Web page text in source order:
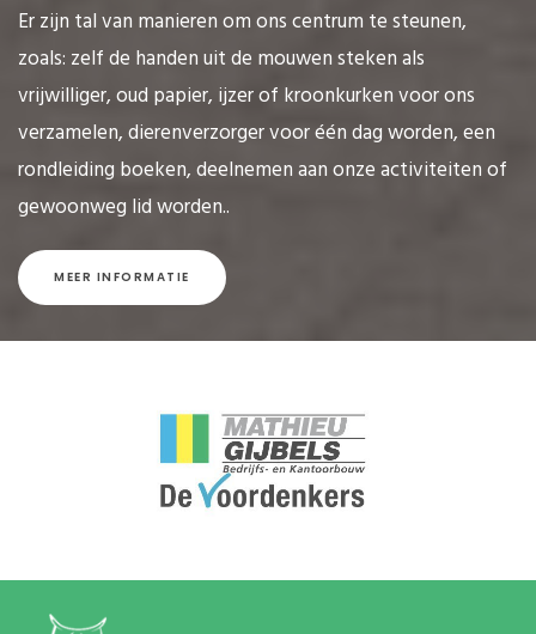
Er zijn tal van manieren om ons centrum te steunen,
zoals: zelf de handen uit de mouwen steken als
vrijwilliger, oud papier, ijzer of kroonkurken voor ons
verzamelen, dierenverzorger voor één dag worden, een
rondleiding boeken, deelnemen aan onze activiteiten of
gewoonweg lid worden..
MEER INFORMATIE